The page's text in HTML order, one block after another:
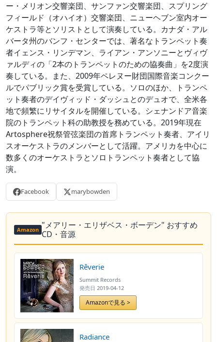
ー・メリオン交響楽団、サンファン交響楽団、スプリング
フィールド（オハイオ）交響楽団、ニューヘブン室内オー
ケストラ等とソリストとして演奏している。カナダ・アル
バータ州のバンフ・センターでは、著名なトランペット奏
者イェンス・リンデマン、ライアン・アンソニーとヴィヴ
ァルディの「2本のトランペットのための協奏曲」を2度演
奏している。また、2009年ペレヌー財団国際音楽コンクー
ルでパブリック賞を受賞している。ソロのほか、トランペ
ット奏者のデイヴィッド・ダッシュとのデュオで、全米各
地で頻繁にリサイタルを開催している。シェナンドア音楽
院のトランペット科の助教授を務めている。2019年現在
Artosphere祝祭管弦楽団の首席トランペット奏者、アイリ
スオーケストラのメンバーとして活躍。アメリカを中心に
数多くのオーケストラとソロトランペット奏者として協
演。
Facebook marybowden
Amazon "メアリー・エリザベス・ボーデン" おすすめ
CD・音源
Rêverie
Summit Records
発売日 2019-04-12
Amazonで見る >
Radiance